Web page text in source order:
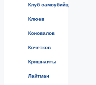
Клуб самоубийц
Клюев
Коновалов
Кочетков
Кришнаиты
Лайтман